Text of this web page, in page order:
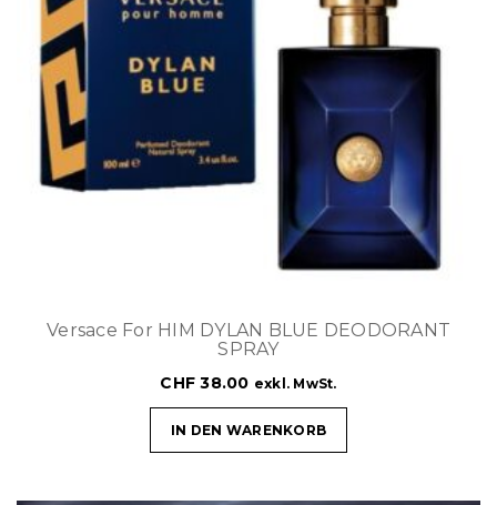
Versace For HIM DYLAN BLUE DEODORANT
SPRAY
CHF 38.00 exkl. MwSt.
IN DEN WARENKORB